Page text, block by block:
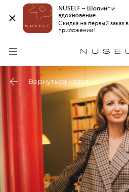
NUSELF – Шопинг и
вдохновение
Скидка на первый заказ в
приложении!
Вернуться назад